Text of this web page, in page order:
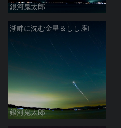
銀河鬼太郎
湖畔に沈む金星＆しし座Ⅰ
銀河鬼太郎